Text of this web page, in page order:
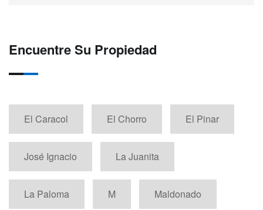
Encuentre Su Propiedad
El Caracol El Chorro El Pinar
José Ignacio La Juanita
La Paloma M Maldonado